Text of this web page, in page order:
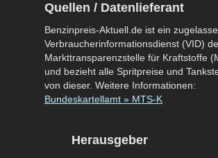
Quellen / Datenlieferant
Benzinpreis-Aktuell.de ist ein
Verbraucherinformationsdienst (VID)
Markttransparenzstelle für Kraftstoffe
und bezieht alle Spritpreise und
von dieser. Weitere Informationen:
Bundeskartellamt » MTS-K
Herausgeber